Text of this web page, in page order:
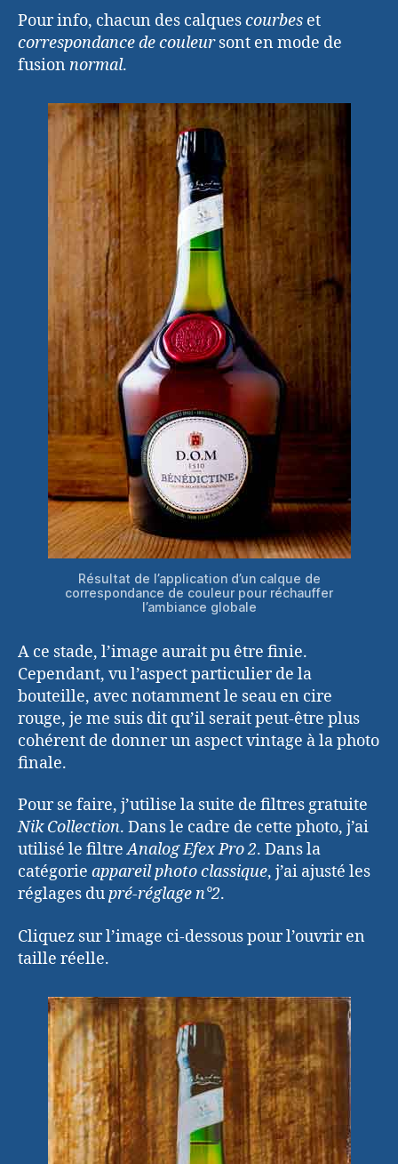
Pour info, chacun des calquescourbes et
correspondance de couleursont en mode de
fusion normal.
Résultat de l’application d’un calque de
correspondance de couleur pour réchauffer
l’ambiance globale
A ce stade, l’image aurait pu être finie.
Cependant, vu l’aspect particulier de la
bouteille, avec notamment le seau en cire
rouge, je me suis dit qu’il serait peut-être plus
cohérent de donner un aspect vintage à la photo
finale.
Pour se faire, j’utilise la suite de filtres gratuite
Nik Collection. Dans le cadre de cette photo, j’ai
utilisé le filtreAnalog Efex Pro 2. Dans la
catégorie appareil photo classique, j’ai ajusté les
réglages dupré-réglage n°2.
Cliquez sur l’image ci-dessous pour l’ouvrir en
taille réelle.